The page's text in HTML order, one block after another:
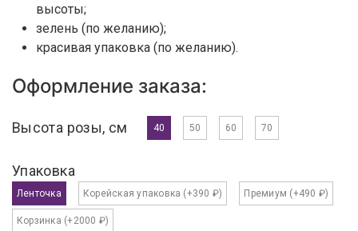
высоты;
зелень (по желанию);
красивая упаковка (по желанию).
Оформление заказа:
Высота розы, см 40 50 60 70
Упаковка
Ленточка Корейская упаковка (+390 ₽) Премиум (+490 ₽)
Корзинка (+2000 ₽)